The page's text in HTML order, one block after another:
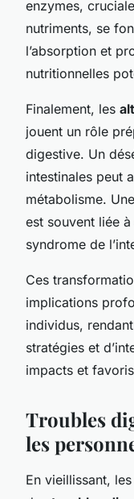
enzymes,
nutriments, se
l’absorption et
nutritionnelles
Finalement, les
jouent un rôle
digestive. Un
intestinales peut
métabolisme. Une
est souvent liée
syndrome de
Ces
implications
individus,
stratégies et
impacts et
Troubles
les
En vieillissant,